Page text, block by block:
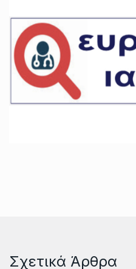
Σχετικά Άρθρα